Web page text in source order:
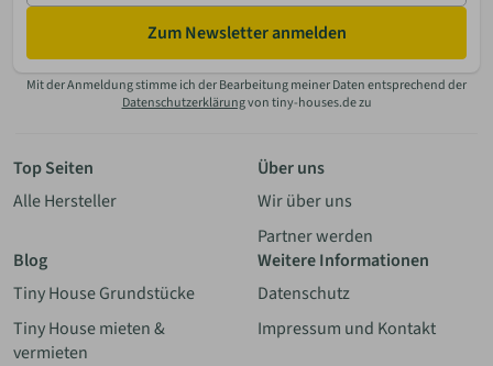
Zum Newsletter anmelden
Mit der Anmeldung stimme ich der Bearbeitung meiner Daten entsprechend der
Datenschutzerklärungvon tiny-houses.de zu
Top Seiten
Alle Hersteller
Über uns
Wir über uns
Partner werden
Blog
Tiny House Grundstücke
Tiny House mieten &
vermieten
Weitere Informationen
Datenschutz
Impressum und Kontakt